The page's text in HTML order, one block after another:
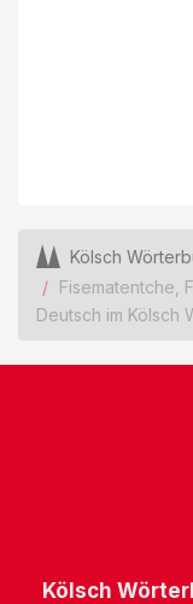
Kölsch
Fisematentche,
Deutsch im Kölsch
Kölsch